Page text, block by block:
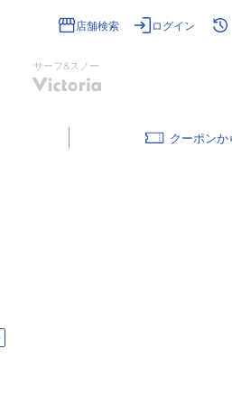
店舗検索 ログイン
サーフ&スノー
クーポン